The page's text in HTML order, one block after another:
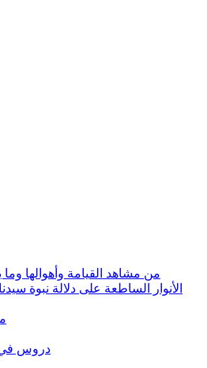
من مشاهد القيامة وأهوالها وما
الأنوار الساطعة على دلالة نبوة
دروس في